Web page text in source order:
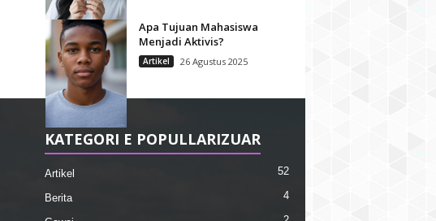
Apa Tujuan Mahasiswa
Menjadi Aktivis?
Artikel 26 Agustus 2025
KATEGORI E POPULLARIZUAR
Artikel 52
Berita 4